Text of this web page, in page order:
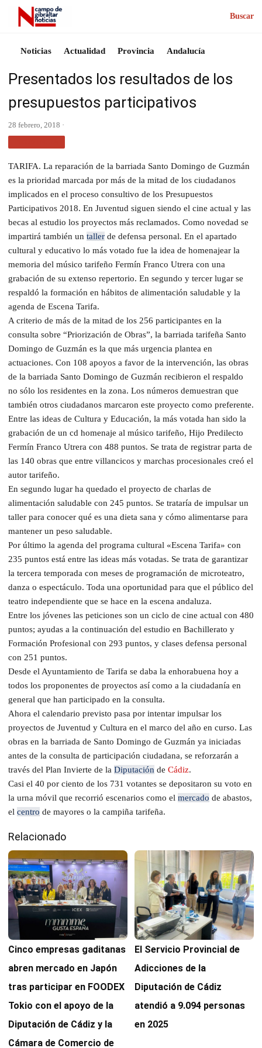
Buscar
Noticias Actualidad Provincia Andalucía
Presentados los resultados de los
presupuestos participativos
28 febrero, 2018 ·
TARIFA. La reparación de la barriada Santo Domingo de Guzmán
es la prioridad marcada por más de la mitad de los ciudadanos
implicados en el proceso consultivo de los Presupuestos
Participativos 2018. En Juventud siguen siendo el cine actual y las
becas al estudio los proyectos más reclamados. Como novedad se
impartirá también un taller de defensa personal. En el apartado
cultural y educativo lo más votado fue la idea de homenajear la
memoria del músico tarifeño Fermín Franco Utrera con una
grabación de su extenso repertorio. En segundo y tercer lugar se
respaldó la formación en hábitos de alimentación saludable y la
agenda de Escena Tarifa.
A criterio de más de la mitad de los 256 participantes en la
consulta sobre “Priorización de Obras”, la barriada tarifeña Santo
Domingo de Guzmán es la que más urgencia plantea en
actuaciones. Con 108 apoyos a favor de la intervención, las obras
de la barriada Santo Domingo de Guzmán recibieron el respaldo
no sólo los residentes en la zona. Los números demuestran que
también otros ciudadanos marcaron este proyecto como preferente.
Entre las ideas de Cultura y Educación, la más votada han sido la
grabación de un cd homenaje al músico tarifeño, Hijo Predilecto
Fermín Franco Utrera con 488 puntos. Se trata de registrar parta de
las 140 obras que entre villancicos y marchas procesionales creó el
autor tarifeño.
En segundo lugar ha quedado el proyecto de charlas de
alimentación saludable con 245 puntos. Se trataría de impulsar un
taller para conocer qué es una dieta sana y cómo alimentarse para
mantener un peso saludable.
Por último la agenda del programa cultural «Escena Tarifa» con
235 puntos está entre las ideas más votadas. Se trata de garantizar
la tercera temporada con meses de programación de microteatro,
danza o espectáculo. Toda una oportunidad para que el público del
teatro independiente que se hace en la escena andaluza.
Entre los jóvenes las peticiones son un ciclo de cine actual con 480
puntos; ayudas a la continuación del estudio en Bachillerato y
Formación Profesional con 293 puntos, y clases defensa personal
con 251 puntos.
Desde el Ayuntamiento de Tarifa se daba la enhorabuena hoy a
todos los proponentes de proyectos así como a la ciudadanía en
general que han participado en la consulta.
Ahora el calendario previsto pasa por intentar impulsar los
proyectos de Juventud y Cultura en el marco del año en curso. Las
obras en la barriada de Santo Domingo de Guzmán ya iniciadas
antes de la consulta de participación ciudadana, se reforzarán a
través del Plan Invierte de la Diputación de Cádiz.
Casi el 40 por ciento de los 731 votantes se depositaron su voto en
la urna móvil que recorrió escenarios como el mercado de abastos,
el centro de mayores o la campiña tarifeña.
Relacionado
Cinco empresas gaditanas
abren mercado en Japón
tras participar en FOODEX
Tokio con el apoyo de la
Diputación de Cádiz y la
Cámara de Comercio de
El Servicio Provincial de
Adicciones de la
Diputación de Cádiz
atendió a 9.094 personas
en 2025